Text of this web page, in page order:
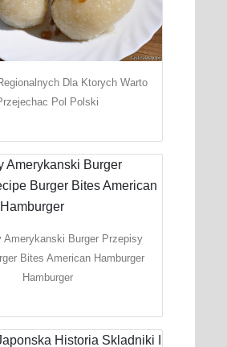
Dla Ktorych Warto
Pol Polski
Amerykanski Burger Przepisy
Bites American Hamburger
Hamburger